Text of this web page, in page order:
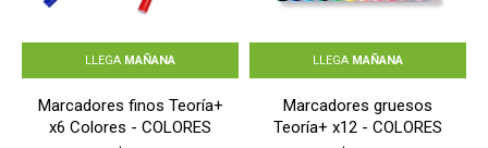
LLEGA MAÑANA
Marcadores finos Teoría+
x6 Colores - COLORES
LLEGA MAÑANA
Marcadores gruesos
Teoría+ x12 - COLORES